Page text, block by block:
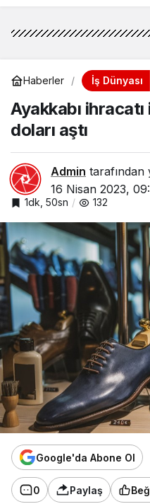
Haberler İş Dünyası
Ayakkabı
doları aştı
Admin tarafından
16 Nisan 2023,
1dk, 50sn 132
Google'da Abone Ol
0 Paylaş